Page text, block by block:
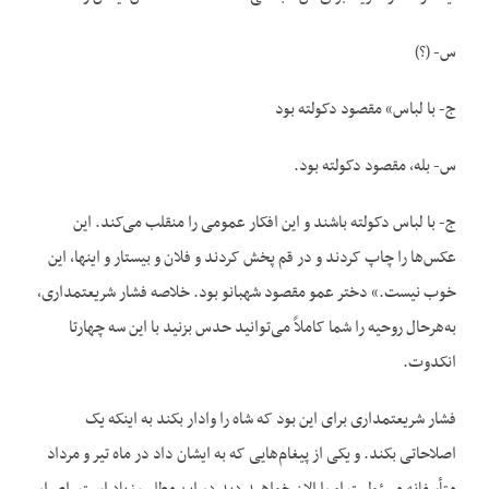
س- (؟)
ج- با لباس» مقصود دکولته بود
س- بله، مقصود دکولته بود.
ج- با لباس دکولته باشند و این افکار عمومی را منقلب می‌کند. این
عکس‌ها را چاپ کردند و در قم پخش کردند و فلان و بیستار و اینها، این
خوب نیست.» دختر عمو مقصود شهبانو بود. خلاصه فشار شریعتمداری،
به‌هرحال روحیه را شما کاملاً می‌توانید حدس بزنید با این سه چهارتا
انکدوت.
فشار شریعتمداری برای این بود که شاه را وادار بکند به اینکه یک
اصلاحاتی بکند. و یکی از پیغام‌هایی که به ایشان داد در ماه تیر و مرداد